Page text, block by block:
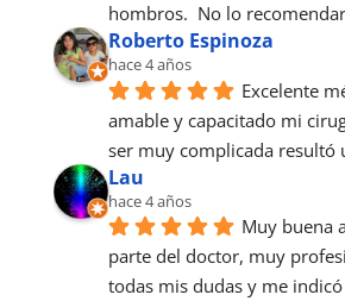
hombros.  No lo
Roberto Espinoza
hace 4 años
Excelente
amable y capacitado mi
ser muy complicada resultó
Lau
hace 4 años
Muy buena
parte del doctor, muy
todas mis dudas y me